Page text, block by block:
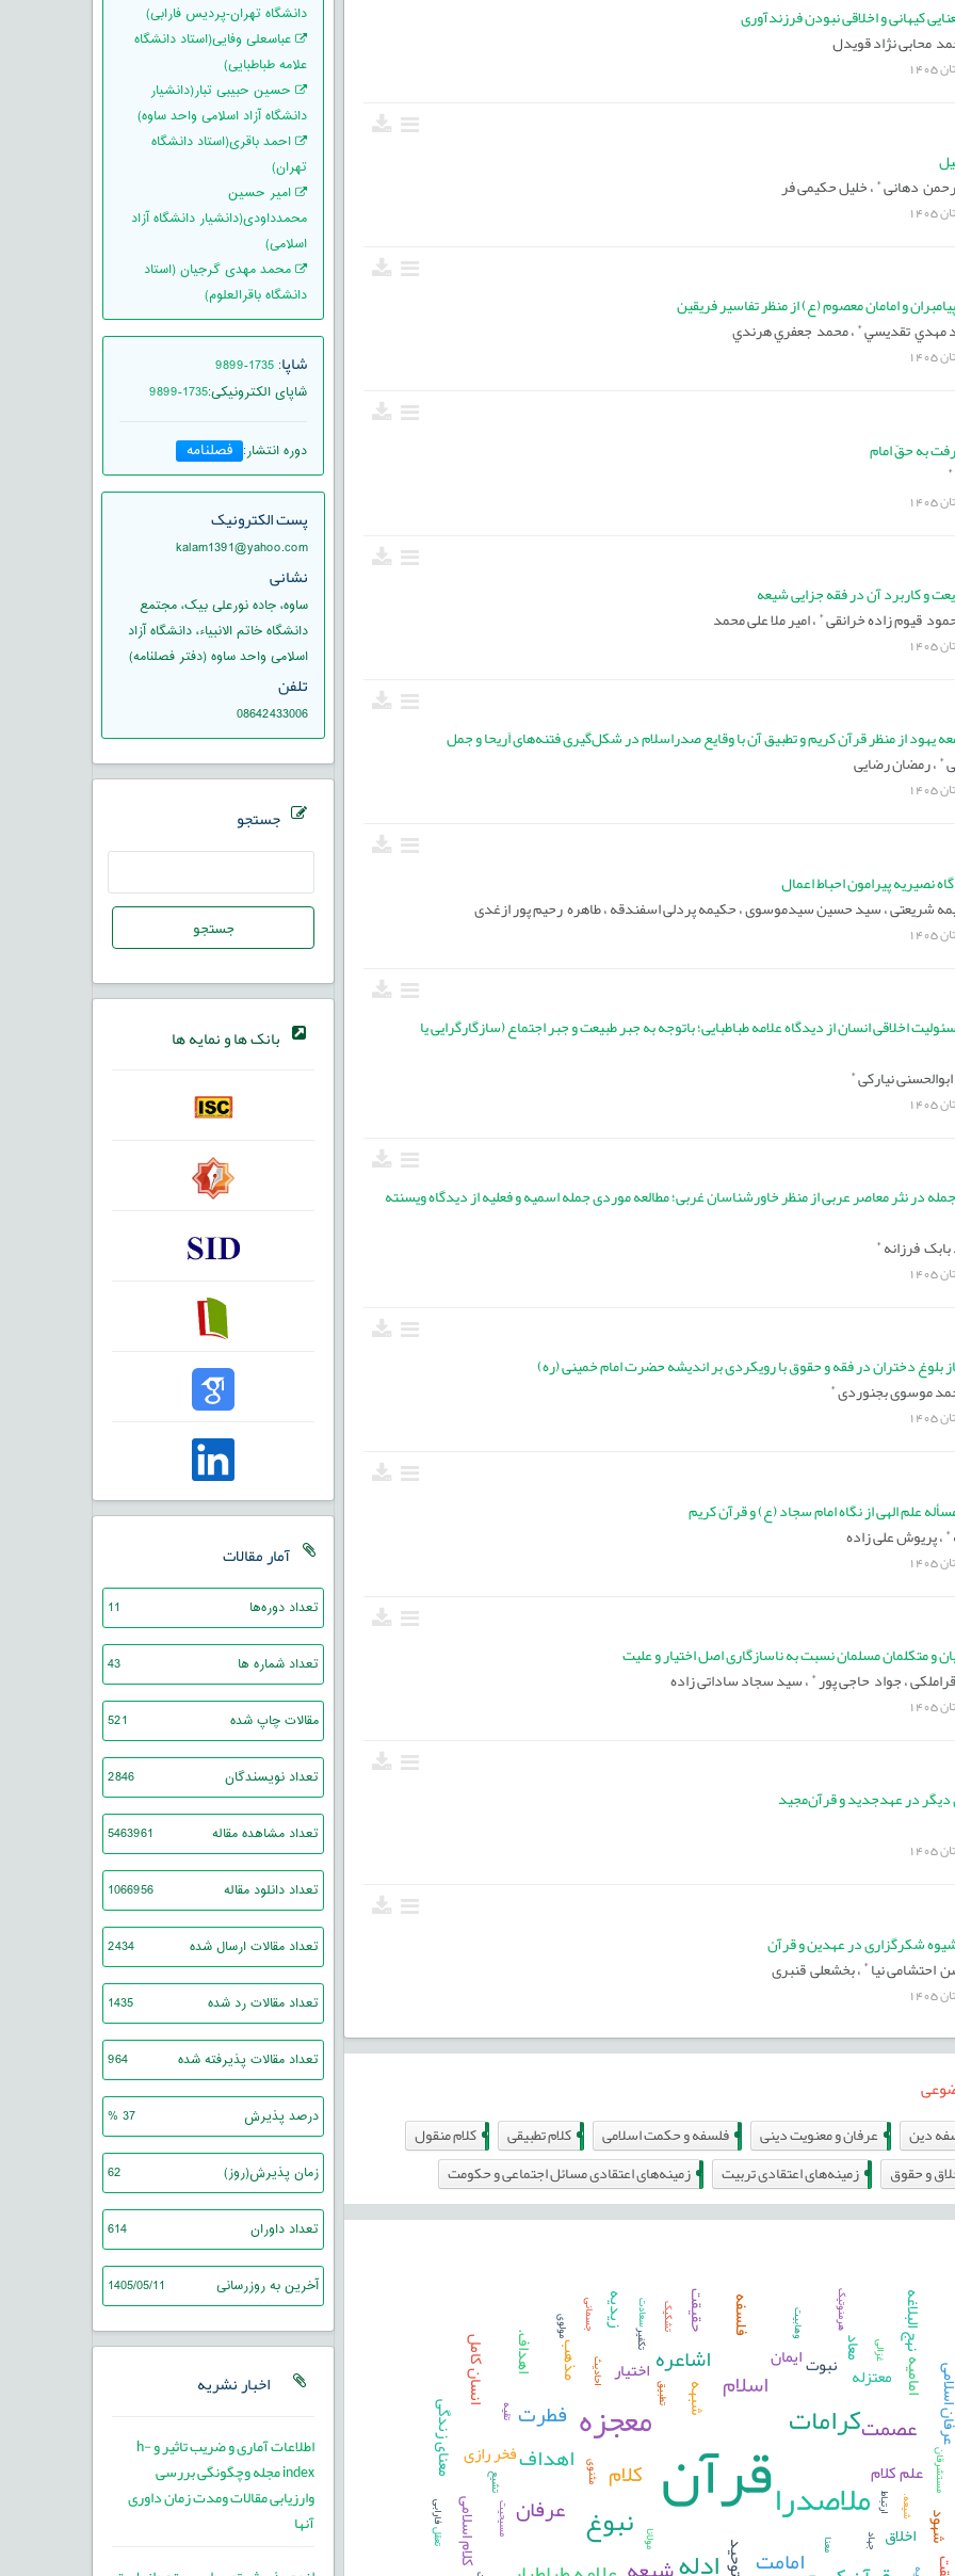
کیهانی و اخلاقی نبودن فرزندآوری
محابی نژاد قویدل
1405
دهانی*،خلیل حکیمی فر
1405
و امامان معصوم (ع) از منظر تفاسیر فریقین
مهدي تقديسي*،محمد جعفري هرندي
1405
به حقّ امام
*
1405
و کاربرد آن در فقه جزایی شیعه
قیوم زاده خرانقی*،امیر ملا علی محمد
1405
یهود از منظر قرآن کریم و تطبیق آن با وقایع صدراسلام در شکل‌گیری فتنه‌های اَریحا و جمل
*،رمضان رضایی
1405
نصیریه پیرامون احباط اعمال
شریعتی ،سید حسین سیدموسوی ،حکیمه پردلی اسفندقه ،طاهره رحیم پور ازغدی
1405
اخلاقی انسان از دیدگاه علامه طباطبایی؛ باتوجه به جبر طبیعت و جبر اجتماع (سازگارگرایی یا
نیارکی*
1405
در نثر معاصر عربی از منظر خاورشناسان غربی؛ مطالعه موردی جمله اسمیه و فعلیه از دیدگاه ویسنته
فرزانه*
1405
بلوغ دختران در فقه و حقوق با رویکردی بر اندیشه حضرت امام خمینی (ره)
موسوی بجنوردی*
1405
علم الهی از نگاه امام سجاد (ع) و قرآن کریم
*،پریوش علی زاده
1405
و متکلمان مسلمان نسبت به ناسازگاری اصل اختیار و علیت
،جواد حاجی پور*،سید سجاد ساداتی زاده
1405
دیگر در عهد‌جدید و قرآن‌مجید
1405
شیوه شکرگزاری در عهدین و قرآن
احتشامی نیا*،بخشعلی قنبری
1405
دین عرفان و معنویت دینی3 فلسفه و حکمت اسلامی1 کلام تطبیقی3 کلام منقول3
و حقوق
زمینه‌های اعتقادی تربیت0 زمینه‌های اعتقادی مسائل اجتماعی و حکومت4
قرآنملاصدرا
معجزه
نبوغ
کرامات
ادله
اسلام
امامت
اهداف
اشاعره
عرفان
عصمت
فطرت
کلام
علم کلام
ایمان اختیار
اخلاق
فخر رازی
نبوت معتزله مذهب
کلام اسلامی
شبهه
فلسفه
عرفان اسلامی
شهود
امامیه انسان کامل
توحید
اهداف.
زیدیه حقیقت
معاد
معنای زندگی
نهج البلاغه هرمنوتیک
مولانا
مولوی
معنا
مستشرقان
مسیحیت
وهابیت سعادت
مثنوی
فارابی
غزالی
شیعه. ارتباط
احادیث
تکفیر
تقیه
تشکیک
تشیع
تطبیق
تعقل
جسمانی
جهاد
دانشگاه تهران-پردیس فارابی)
عباسعلی وفایی(استاد دانشگاه
علامه طباطبایی)
حسین حبیبی تبار(دانشیار
دانشگاه آزاد اسلامی واحد ساوه)
احمد باقری(استاد دانشگاه
تهران)
امیر حسین
محمدداودی(دانشیار دانشگاه آزاد
اسلامی)
محمد مهدی گرجیان (استاد
دانشگاه باقرالعلوم)
شاپا:
9899-1735
شاپای الکترونیکی:
9899-1735
دوره انتشار: فصلنامه
پست الکترونیک
kalam1391@yahoo.com
نشانی
ساوه، جاده نورعلی بیک، مجتمع
دانشگاه خاتم الانبیاء، دانشگاه آزاد
اسلامی واحد ساوه (دفتر فصلنامه)
تلفن
08642433006
جستجو
جستجو
بانک ها و نمایه ها
آمار مقالات
تعداد دوره‌ها 11
تعداد شماره ها 43
مقالات چاپ شده 521
تعداد نویسندگان 2846
تعداد مشاهده مقاله 5463961
تعداد دانلود مقاله 1066956
تعداد مقالات ارسال شده 2434
تعداد مقالات رد شده 1435
تعداد مقالات پذیرفته شده 964
درصد پذیرش 37 %
زمان پذیرش(روز) 62
تعداد داوران 614
آخرین به روزرسانی 1405/05/11
اخبار نشریه
اطلاعات آماری و ضریب تاثیر و h-
index مجله وچگونگی بررسی
وارزیابی مقالات ومدت زمان داوری
آنها